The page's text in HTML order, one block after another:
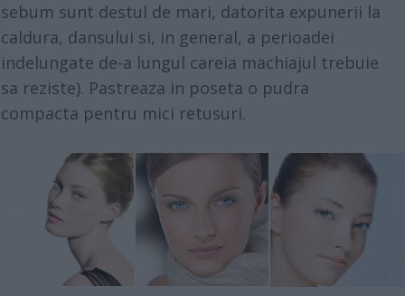
sebum sunt destul de mari, datorita expunerii la
caldura, dansului si, in general, a perioadei
indelungate de-a lungul careia machiajul trebuie
sa reziste). Pastreaza in poseta o pudra
compacta pentru mici retusuri.